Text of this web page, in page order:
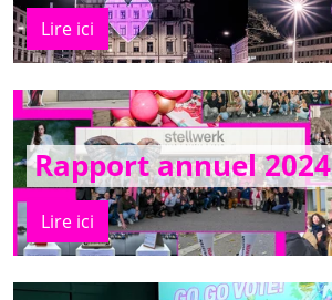
Lire ici
Rapport annuel 2024
Lire ici